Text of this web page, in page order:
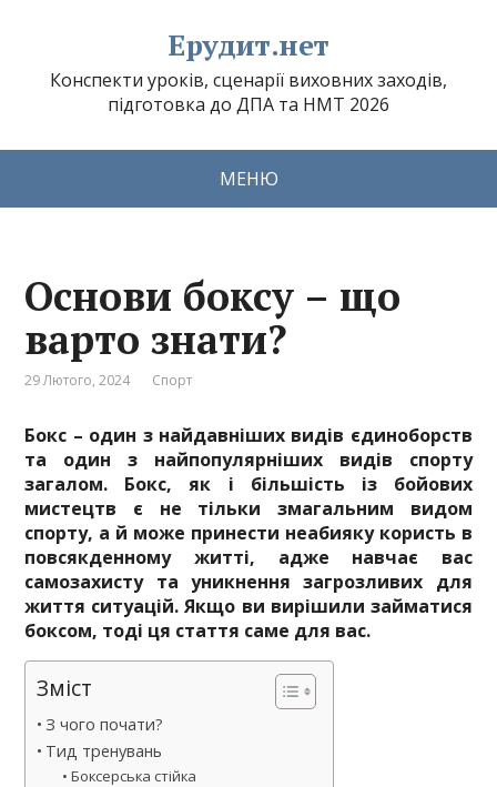
Ерудит.нет
Конспекти уроків, сценарії виховних заходів,
підготовка до ДПА та НМТ 2026
МЕНЮ
Основи боксу – що
варто знати?
29 Лютого, 2024 Спорт
Бокс – один з найдавніших видів єдиноборств
та один з найпопулярніших видів спорту
загалом. Бокс, як і більшість із бойових
мистецтв є не тільки змагальним видом
спорту, а й може принести неабияку користь в
повсякденному житті, адже навчає вас
самозахисту та уникнення загрозливих для
життя ситуацій. Якщо ви вирішили займатися
боксом, тоді ця стаття саме для вас.
Зміст
З чого почати?
Тид тренувань
Боксерська стійка